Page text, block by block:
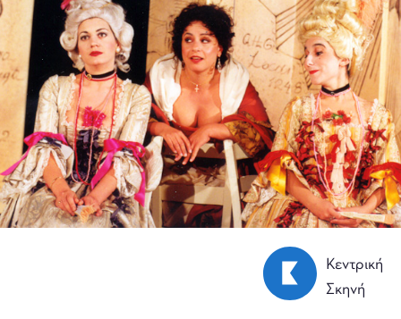
Κεντρική
Σκηνή